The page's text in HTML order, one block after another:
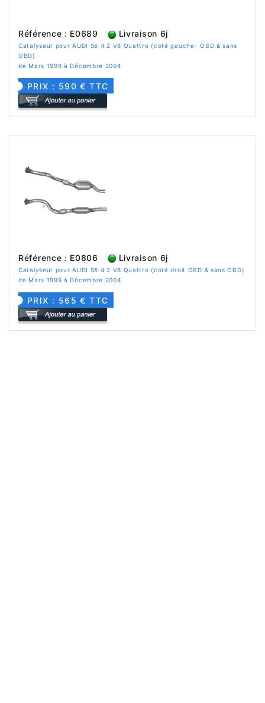
Référence : E0689 Livraison 6j
Catalyseur pour AUDI S6 4.2 V8 Quattro (coté gauche- OBD & sans
OBD)
de Mars 1999 à Décembre 2004
PRIX : 590 € TTC
Référence : E0806 Livraison 6j
Catalyseur pour AUDI S6 4.2 V8 Quattro (coté droit OBD & sans OBD)
de Mars 1999 à Décembre 2004
PRIX : 565 € TTC